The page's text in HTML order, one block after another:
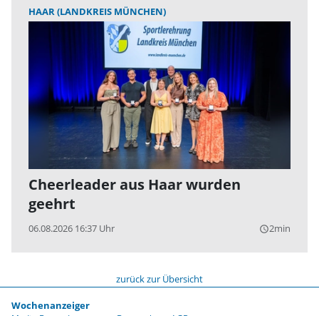
HAAR (LANDKREIS MÜNCHEN)
Cheerleader aus Haar wurden
geehrt
06.08.2026 16:37 Uhr query_builder2min
zurück zur Übersicht
Wochenanzeiger